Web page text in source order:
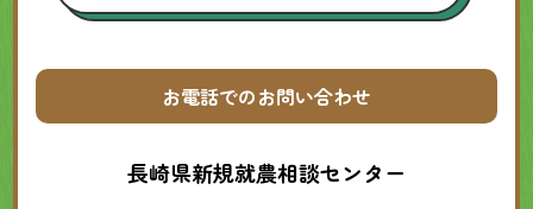
お電話でのお問い合わせ
長崎県新規就農相談センター